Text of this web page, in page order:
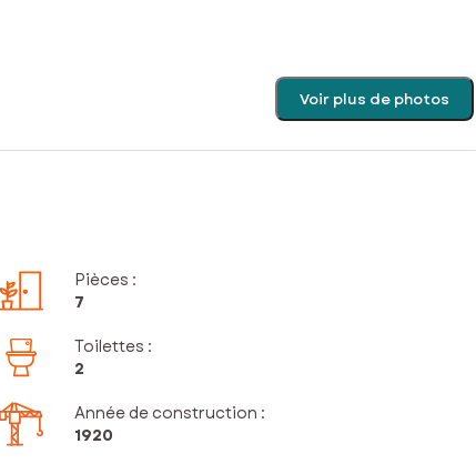
Voir plus de photos
Pièces :
7
Toilettes :
2
Année de construction :
1920